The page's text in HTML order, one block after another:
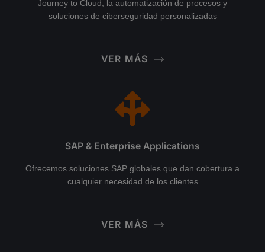
Journey to Cloud, la automatización de procesos y
soluciones de ciberseguridad personalizadas
VER MÁS
SAP & Enterprise Applications
Ofrecemos soluciones SAP globales que dan cobertura a
cualquier necesidad de los clientes
VER MÁS